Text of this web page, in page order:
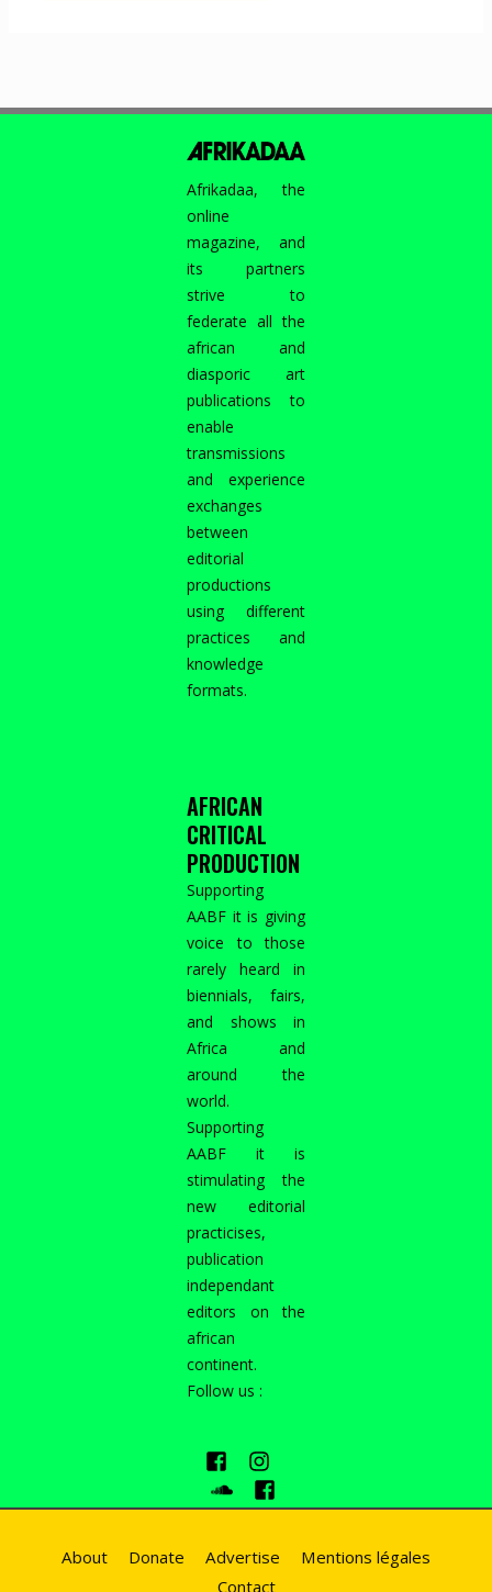
Afrikadaa, the
online
magazine, and
its partners
strive to
federate all the
african and
diasporic art
publications to
enable
transmissions
and experience
exchanges
between
editorial
productions
using different
practices and
knowledge
formats.
AFRICAN
CRITICAL
PRODUCTION
Supporting
AABF it is giving
voice to those
rarely heard in
biennials, fairs,
and shows in
Africa and
around the
world.
Supporting
AABF it is
stimulating the
new editorial
practicises,
publication
independant
editors on the
african
continent.
Follow us :
About Donate Advertise
Mentions légales
Contact